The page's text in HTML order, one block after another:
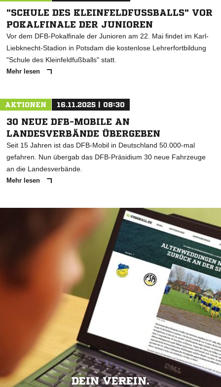
"SCHULE DES KLEINFELDFUSSBALLS" VOR P
OKALFINALE DER JUNIOREN
Vor dem DFB-Pokalfinale der Junioren am 22. Mai findet im Karl-
Liebknecht-Stadion in Potsdam die kostenlose Lehrerfortbildung
"Schule des Kleinfeldfußballs" statt.
Mehr lesen
AKTIONEN 16.11.2025 | 08:30
30 NEUE DFB-MOBILE AN
LANDESVERBÄNDE ÜBERGEBEN
Seit 15 Jahren ist das DFB-Mobil in Deutschland 50.000-mal
gefahren. Nun übergab das DFB-Präsidium 30 neue Fahrzeuge
an die Landesverbände.
Mehr lesen
DEIN VEREIN.